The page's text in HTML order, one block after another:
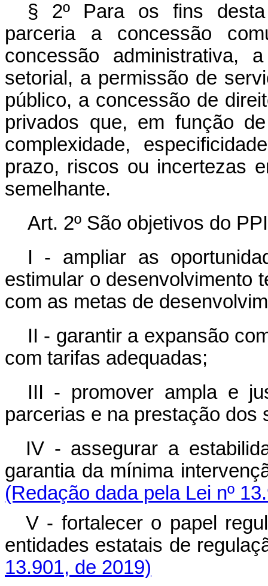
§ 2º Para os fins desta
parceria a concessão
concessão administrativa,
setorial, a permissão de
público, a concessão de
privados que, em função
complexidade,
prazo, riscos ou incertezas
semelhante.
Art. 2º São objetivos do
I - ampliar as
estimular o desenvolvimento
com as metas de
II - garantir a expansão
com tarifas adequadas;
III - promover ampla e
parcerias e na prestação dos
IV - assegurar a
garantia da mínima
(Redação dada pela Lei nº
V - fortalecer o papel
entidades estatais de
13.901, de 2019)